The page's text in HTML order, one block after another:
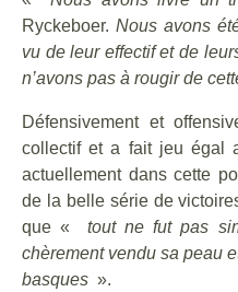
Ryckeboer.Nous avons
vu de leur effectif et de
n’avons pas à rougir de
Défensivement et
collectif et a fait jeu égal
actuellement dans cette
de la belle série de
que «tout ne fut pas
chèrement vendu sa peau
basques ».